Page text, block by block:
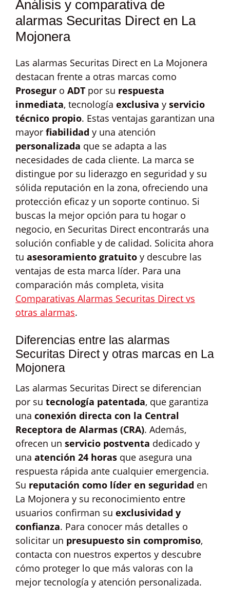
Análisis y comparativa de
alarmas Securitas Direct en La
Mojonera
Las alarmas Securitas Direct en La Mojonera
destacan frente a otras marcas como
Prosegur o ADT por su respuesta
inmediata, tecnología exclusiva y servicio
técnico propio. Estas ventajas garantizan una
mayor fiabilidad y una atención
personalizada que se adapta a las
necesidades de cada cliente. La marca se
distingue por su liderazgo en seguridad y su
sólida reputación en la zona, ofreciendo una
protección eficaz y un soporte continuo. Si
buscas la mejor opción para tu hogar o
negocio, en Securitas Direct encontrarás una
solución confiable y de calidad. Solicita ahora
tu asesoramiento gratuito y descubre las
ventajas de esta marca líder. Para una
comparación más completa, visita
Comparativas Alarmas Securitas Direct vs
otras alarmas.
Diferencias entre las alarmas
Securitas Direct y otras marcas en La
Mojonera
Las alarmas Securitas Direct se diferencian
por su tecnología patentada, que garantiza
una conexión directa con la Central
Receptora de Alarmas (CRA). Además,
ofrecen un servicio postventa dedicado y
una atención 24 horas que asegura una
respuesta rápida ante cualquier emergencia.
Su reputación como líder en seguridad en
La Mojonera y su reconocimiento entre
usuarios confirman su exclusividad y
confianza. Para conocer más detalles o
solicitar un presupuesto sin compromiso,
contacta con nuestros expertos y descubre
cómo proteger lo que más valoras con la
mejor tecnología y atención personalizada.